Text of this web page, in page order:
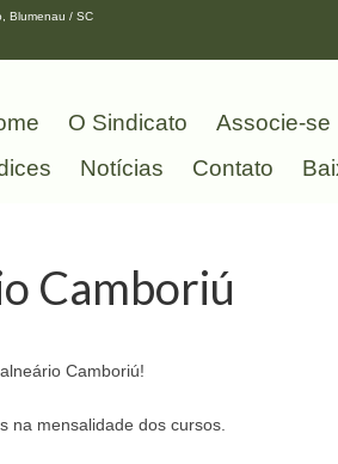
Blumenau / SC
O Sindicato Associe-se
Notícias Contato
Camboriú
Camboriú!
na mensalidade dos cursos.